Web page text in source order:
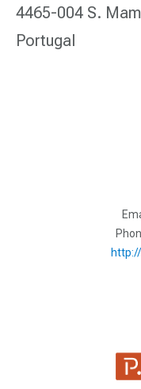
4465-004 S.
Portugal